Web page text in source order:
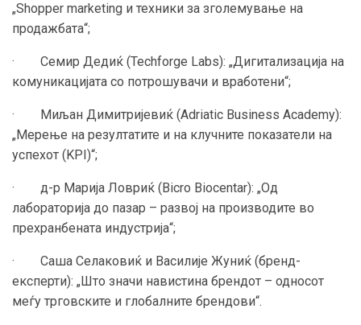
„Shopper marketing и техники за зголемување на
продажбата“;
· Семир Дедиќ (Techforge Labs): „Дигитализација на
комуникацијата со потрошувачи и вработени“;
· Миљан Димитријевиќ (Adriatic Business Academy):
„Мерење на резултатите и на клучните показатели на
успехот (KPI)“;
· д-р Марија Ловриќ (Bicro Biocentar): „Од
лабораторија до пазар – развој на производите во
прехранбената индустрија“;
· Саша Селаковиќ и Василије Жуниќ (бренд-
експерти): „Што значи навистина брендот – односот
меѓу трговските и глобалните брендови“.